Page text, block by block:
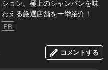
ション。極上のシャンパンを味
わえる厳選店舗を一挙紹介！
PR
コメントする